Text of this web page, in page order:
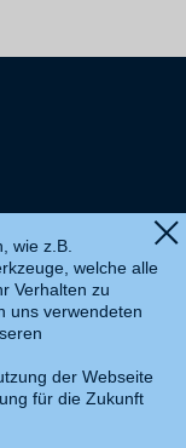
wie z.B.
welche alle
Verhalten zu
uns verwendeten
der Webseite
für die Zukunft